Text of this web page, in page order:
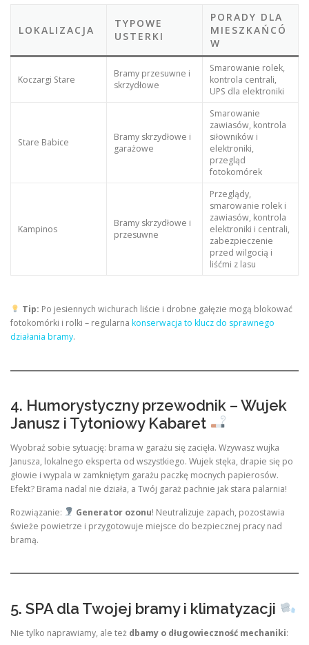
LOKALIZACJA
TYPOWE
USTERKI
PORADY DLA
MIESZKAŃCÓ
W
Koczargi Stare
Bramy przesuwne i
skrzydłowe
Smarowanie rolek,
kontrola centrali,
UPS dla elektroniki
Stare Babice
Bramy skrzydłowe i
garażowe
Smarowanie
zawiasów, kontrola
siłowników i
elektroniki,
przegląd
fotokomórek
Kampinos
Bramy skrzydłowe i
przesuwne
Przeglądy,
smarowanie rolek i
zawiasów, kontrola
elektroniki i centrali,
zabezpieczenie
przed wilgocią i
liśćmi z lasu
Tip: Po jesiennych wichurach liście i drobne gałęzie mogą blokować
fotokomórki i rolki – regularna konserwacja to klucz do sprawnego
działania bramy.
4. Humorystyczny przewodnik – Wujek
Janusz i Tytoniowy Kabaret
Wyobraź sobie sytuację: brama w garażu się zacięła. Wzywasz wujka
Janusza, lokalnego eksperta od wszystkiego. Wujek stęka, drapie się po
głowie i wypala w zamkniętym garażu paczkę mocnych papierosów.
Efekt? Brama nadal nie działa, a Twój garaż pachnie jak stara palarnia!
Rozwiązanie:
Generator ozonu! Neutralizuje zapach, pozostawia
świeże powietrze i przygotowuje miejsce do bezpiecznej pracy nad
bramą.
5. SPA dla Twojej bramy i klimatyzacji
Nie tylko naprawiamy, ale też dbamy o długowieczność mechaniki: